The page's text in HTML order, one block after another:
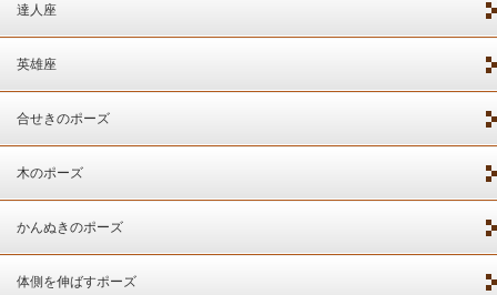
達人座
英雄座
合せきのポーズ
木のポーズ
かんぬきのポーズ
体側を伸ばすポーズ